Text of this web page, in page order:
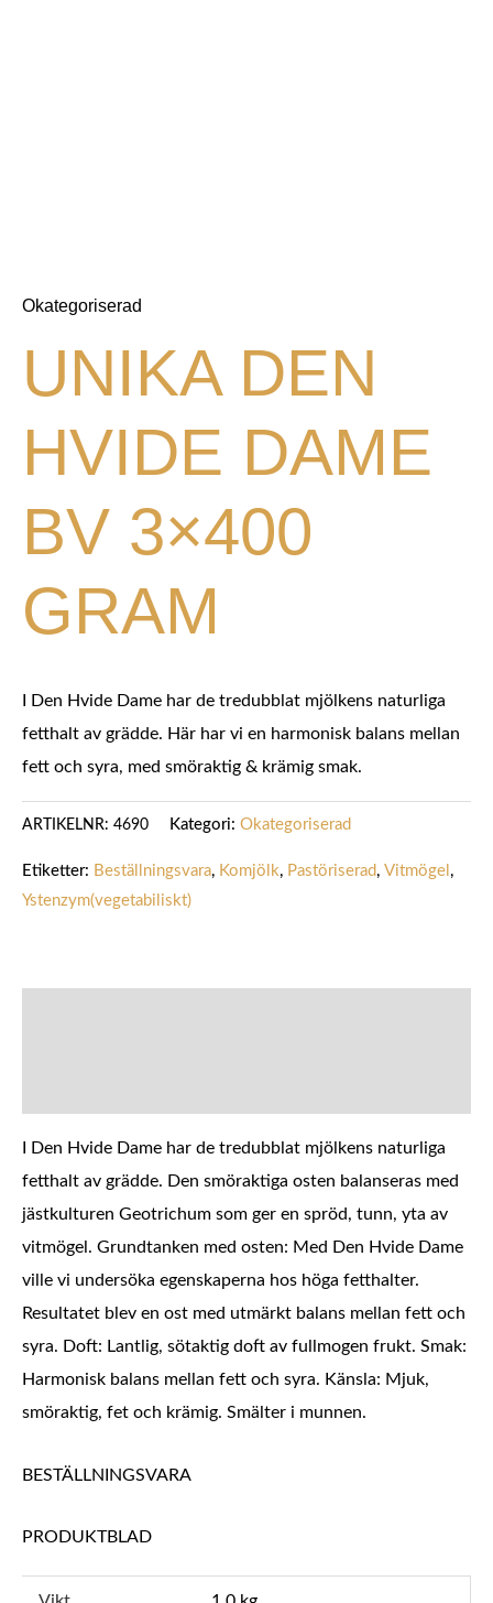
Okategoriserad
UNIKA DEN
HVIDE DAME
BV 3×400
GRAM
I Den Hvide Dame har de tredubblat mjölkens naturliga
fetthalt av grädde. Här har vi en harmonisk balans mellan
fett och syra, med smöraktig & krämig smak.
ARTIKELNR: 4690 Kategori: Okategoriserad
Etiketter: Beställningsvara, Komjölk, Pastöriserad, Vitmögel ,
Ystenzym(vegetabiliskt)
I Den Hvide Dame har de tredubblat mjölkens naturliga
fetthalt av grädde. Den smöraktiga osten balanseras med
jästkulturen Geotrichum som ger en spröd, tunn, yta av
vitmögel. Grundtanken med osten: Med Den Hvide Dame
ville vi undersöka egenskaperna hos höga fetthalter.
Resultatet blev en ost med utmärkt balans mellan fett och
syra. Doft: Lantlig, sötaktig doft av fullmogen frukt. Smak:
Harmonisk balans mellan fett och syra. Känsla: Mjuk,
smöraktig, fet och krämig. Smälter i munnen.
BESTÄLLNINGSVARA
PRODUKTBLAD